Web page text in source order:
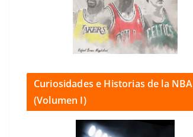
Curiosidades e Historias de la NBA
(Volumen I)